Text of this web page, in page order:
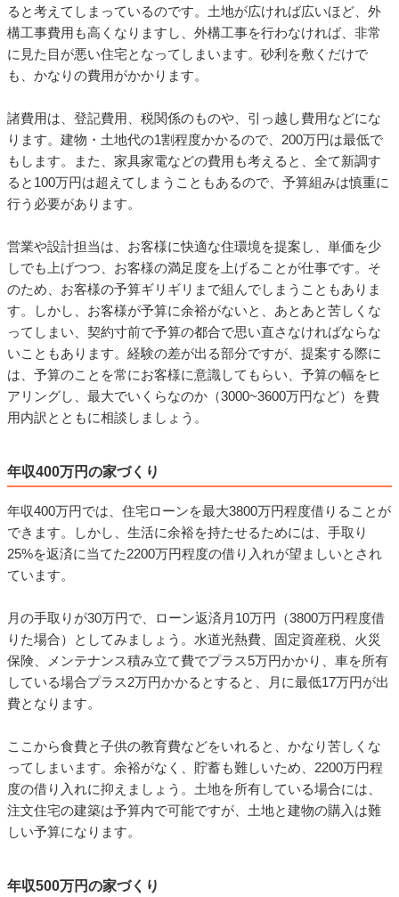
ると考えてしまっているのです。土地が広ければ広いほど、外
構工事費用も高くなりますし、外構工事を行わなければ、非常
に見た目が悪い住宅となってしまいます。砂利を敷くだけで
も、かなりの費用がかかります。
諸費用は、登記費用、税関係のものや、引っ越し費用などにな
ります。建物・土地代の1割程度かかるので、200万円は最低で
もします。また、家具家電などの費用も考えると、全て新調す
ると100万円は超えてしまうこともあるので、予算組みは慎重に
行う必要があります。
営業や設計担当は、お客様に快適な住環境を提案し、単価を少
しでも上げつつ、お客様の満足度を上げることが仕事です。そ
のため、お客様の予算ギリギリまで組んでしまうこともありま
す。しかし、お客様が予算に余裕がないと、あとあと苦しくな
ってしまい、契約寸前で予算の都合で思い直さなければならな
いこともあります。経験の差が出る部分ですが、提案する際に
は、予算のことを常にお客様に意識してもらい、予算の幅をヒ
アリングし、最大でいくらなのか（3000~3600万円など）を費
用内訳とともに相談しましょう。
年収400万円の家づくり
年収400万円では、住宅ローンを最大3800万円程度借りることが
できます。しかし、生活に余裕を持たせるためには、手取り
25%を返済に当てた2200万円程度の借り入れが望ましいとされ
ています。
月の手取りが30万円で、ローン返済月10万円（3800万円程度借
りた場合）としてみましょう。水道光熱費、固定資産税、火災
保険、メンテナンス積み立て費でプラス5万円かかり、車を所有
している場合プラス2万円かかるとすると、月に最低17万円が出
費となります。
ここから食費と子供の教育費などをいれると、かなり苦しくな
ってしまいます。余裕がなく、貯蓄も難しいため、2200万円程
度の借り入れに抑えましょう。土地を所有している場合には、
注文住宅の建築は予算内で可能ですが、土地と建物の購入は難
しい予算になります。
年収500万円の家づくり